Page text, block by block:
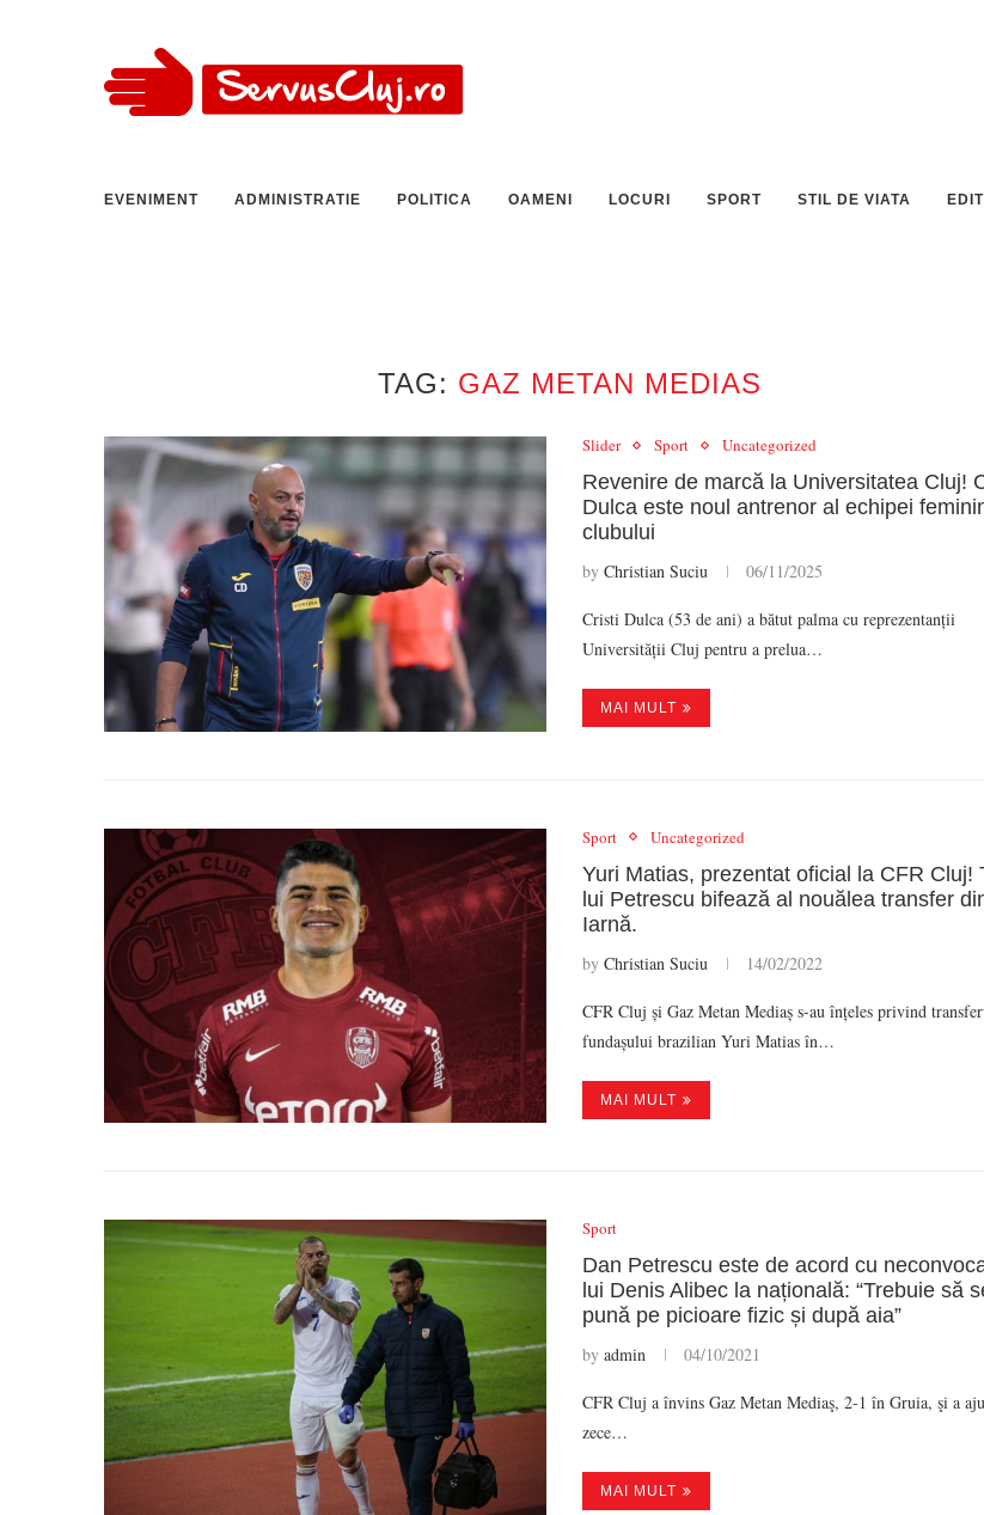
EVENIMENT ADMINISTRATIE POLITICA OAMENI LOCURI SPORT STIL DE VIATA
TAG: GAZ METAN MEDIAS
Slider Sport Uncategorized
Revenire de marcă la Universitatea Cluj!
Dulca este noul antrenor al echipei
clubului
by Christian Suciu 06/11/2025
Cristi Dulca (53 de ani) a bătut palma cu reprezentanții
Universității Cluj pentru a prelua…
MAI MULT
Sport Uncategorized
Yuri Matias, prezentat oficial la CFR Cluj!
lui Petrescu bifează al nouălea transfer
Iarnă.
by Christian Suciu 14/02/2022
CFR Cluj și Gaz Metan Mediaș s-au înțeles privind
fundașului brazilian Yuri Matias în…
MAI MULT
Sport
Dan Petrescu este de acord cu
lui Denis Alibec la națională: “Trebuie să
pună pe picioare fizic și după aia”
by admin 04/10/2021
CFR Cluj a învins Gaz Metan Mediaş, 2-1 în Gruia, şi a
zece…
MAI MULT